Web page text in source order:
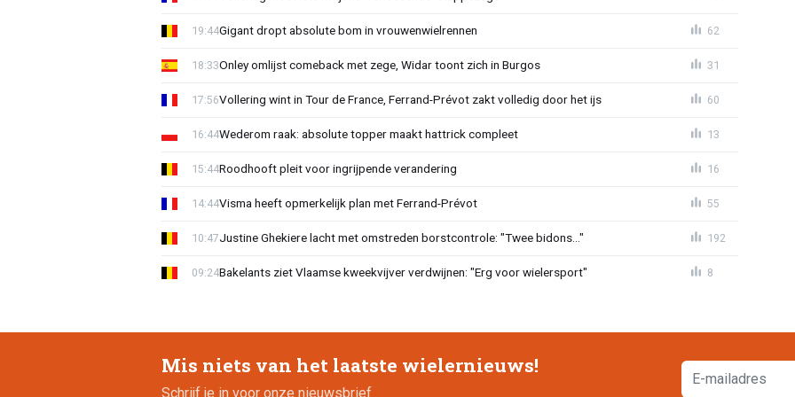
Gigant dropt absolute bom in vrouwenwielrennen
19:44 62
Onley omlijst comeback met zege, Widar toont zich in Burgos
18:33 31
Vollering wint in Tour de France, Ferrand-Prévot zakt volledig door het ijs
17:56 60
Wederom raak: absolute topper maakt hattrick compleet
16:44 13
Roodhooft pleit voor ingrijpende verandering
15:44 16
Visma heeft opmerkelijk plan met Ferrand-Prévot
14:44 55
Justine Ghekiere lacht met omstreden borstcontrole: "Twee bidons..."
10:47 192
Bakelants ziet Vlaamse kweekvijver verdwijnen: "Erg voor wielersport"
09:24 8
Mis niets van het laatste wielernieuws!
Schrijf je in voor onze nieuwsbrief